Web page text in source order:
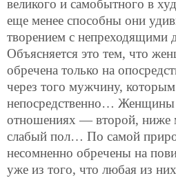
великого и самобытного в
еще менее способны они
творением с непреходящими
Объясняется это тем, что
обречена только на
через того мужчину,
непосредственно… Женщины
отношениях — второй, ниже
слабый пол… По самой
несомненно обречены на
уже из того, что любая из